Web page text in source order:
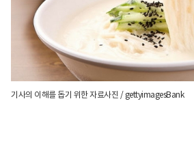
기사의 이해를 돕기 위한 자료사진 / gettyimagesBank